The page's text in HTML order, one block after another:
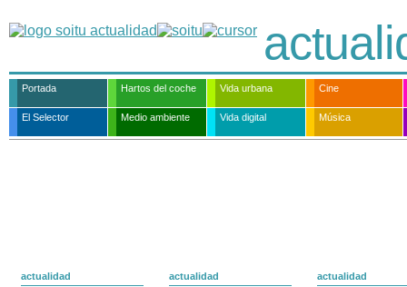
Portada Hartos del coche Vida urbana Cine
El Selector Medio ambiente Vida digital Música
actualidad
actualidad
actualidad